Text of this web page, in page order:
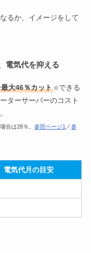
るか、イメージをして
電気代を抑える
大46％カット※できる
ターサーバーのコスト
合は28％。 参照ページ1 ／参
電気代月の目安